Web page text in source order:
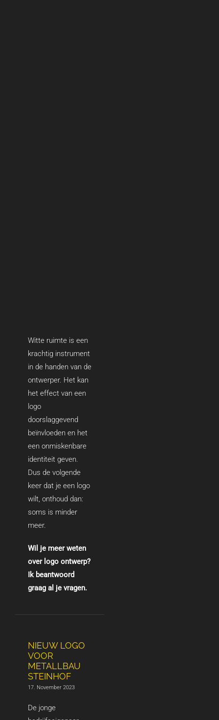
Witte ruimte is een
krachtig instrument
in de handen van de
ontwerper. Het kan
het effect van een
logo
doorslaggevend
beïnvloeden en het
een onmiskenbare
identiteit geven.
Dus de volgende
keer dat je een logo
wilt, onthoud dan:
soms is minder
meer.
Wil je meer weten
over logo ontwerp?
Ik beantwoord
graag al je vragen.
NIEUW LOGO
VOOR
METALLBAU
STEINHOF
17. November 2023
De jonge